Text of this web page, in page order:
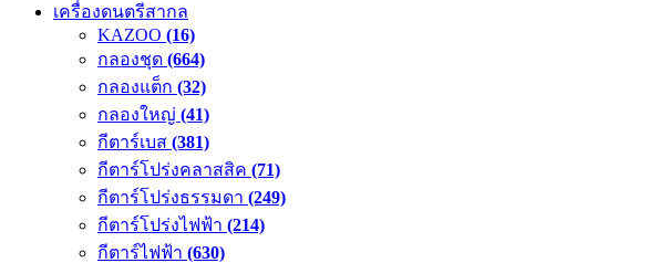
เครื่องดนตรีสากล
KAZOO (16)
กลองชุด (664)
กลองแต็ก (32)
กลองใหญ่ (41)
กีตาร์เบส (381)
กีตาร์โปร่งคลาสสิค (71)
กีตาร์โปร่งธรรมดา (249)
กีตาร์โปร่งไฟฟ้า (214)
กีตาร์ไฟฟ้า (630)